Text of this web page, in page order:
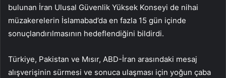
bulunan İran Ulusal Güvenlik Yüksek Konseyi de nihai
müzakerelerin İslamabad’da en fazla 15 gün içinde
sonuçlandırılmasının hedeflendiğini bildirdi.
Türkiye, Pakistan ve Mısır, ABD-İran arasındaki mesaj
alışverişinin sürmesi ve sonuca ulaşması için yoğun çaba